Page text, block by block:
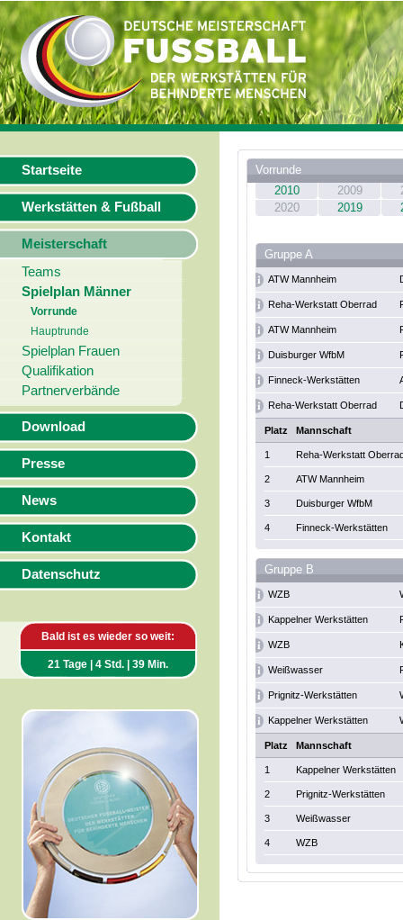
Startseite
Werkstätten & Fußball
Meisterschaft
Teams
Spielplan Männer
Vorrunde
Hauptrunde
Spielplan Frauen
Qualifikation
Partnerverbände
Download
Presse
News
Kontakt
Datenschutz
Bald ist es wieder so weit:
21 Tage | 4 Std. | 39 Min.
Vorrunde
2010
2009
2020
2019
Gruppe A
ATW Mannheim
Reha-Werkstatt Oberrad
ATW Mannheim
Duisburger WfbM
Finneck-Werkstätten
Reha-Werkstatt Oberrad
Platz Mannschaft
1 Reha-Werkstatt
2 ATW Mannheim
3 Duisburger WfbM
4 Finneck-Werkstätten
Gruppe B
WZB
Kappelner Werkstätten
WZB
Weißwasser
Prignitz-Werkstätten
Kappelner Werkstätten
Platz Mannschaft
1 Kappelner Werkstätten
2 Prignitz-Werkstätten
3 Weißwasser
4 WZB